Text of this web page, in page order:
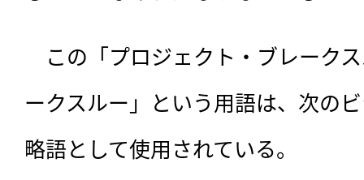
この「プロジェクト・ブレーク
ークスルー」という用語は、次の
略語として使用されている。